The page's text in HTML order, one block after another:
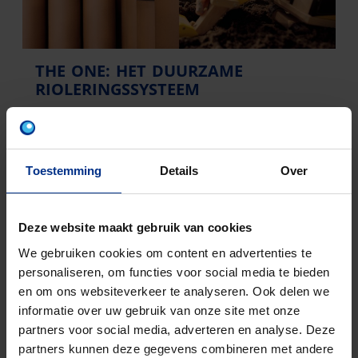
Toestemming Details Over
Deze website maakt gebruik van cookies
We gebruiken cookies om content en advertenties te
personaliseren, om functies voor social media te bieden
en om ons websiteverkeer te analyseren. Ook delen we
informatie over uw gebruik van onze site met onze
partners voor social media, adverteren en analyse. Deze
partners kunnen deze gegevens combineren met andere
THE ONE: HET DUURZAME
RIOLERINGSSYSTEEM